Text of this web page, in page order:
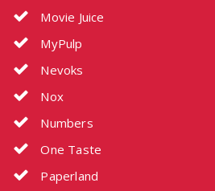
Movie Juice
MyPulp
Nevoks
Nox
Numbers
One Taste
Paperland